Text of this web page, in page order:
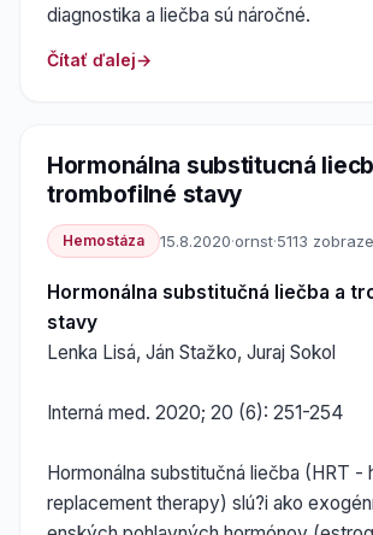
diagnostika a liečba sú náročné.
Čítať ďalej
Hormonálna substitucná
trombofilné stavy
Hemostáza 15.8.2020·ornst·5113
Hormonálna substitučná liečba a
stavy
Lenka Lisá, Ján Stažko, Juraj Sokol
Interná med. 2020; 20 (6): 251-254
Hormonálna substitučná liečba (HRT -
replacement therapy) slú?i ako